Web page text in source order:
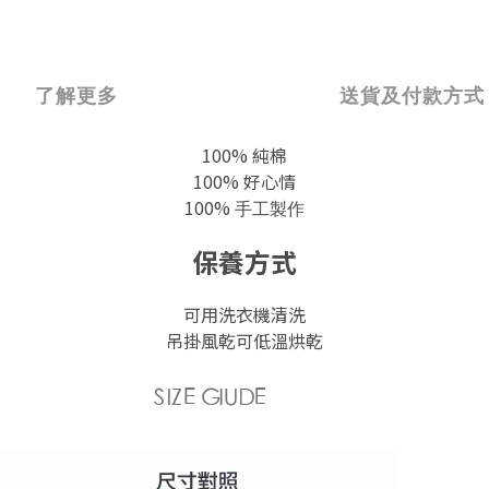
了解更多 送貨及付款方式
100% 純棉
100% 好心情
100% 手工製作
保養方式
可用洗衣機清洗
吊掛風乾可低溫烘乾